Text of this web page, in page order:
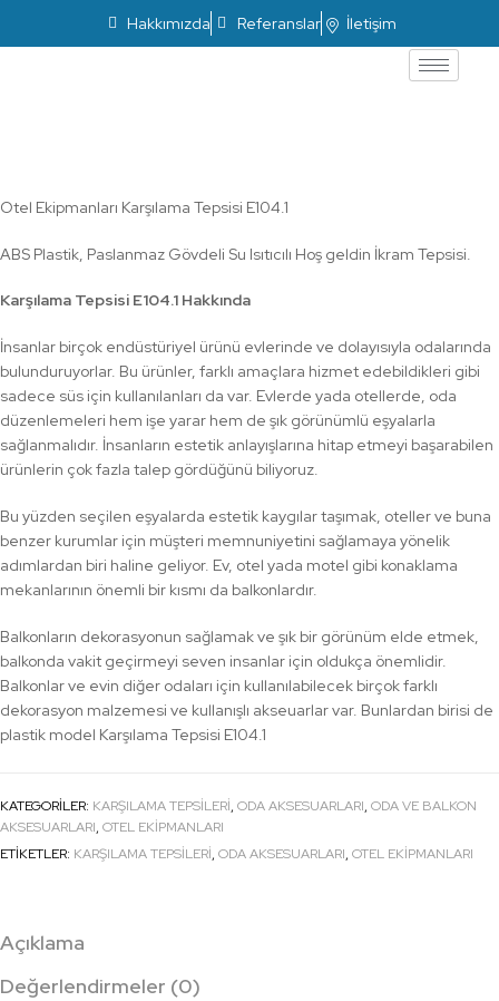
Hakkımızda Referanslar İletişim
Otel Ekipmanları Karşılama Tepsisi E104.1
ABS Plastik, Paslanmaz Gövdeli Su Isıtıcılı Hoş geldin İkram Tepsisi.
Karşılama Tepsisi E104.1 Hakkında
İnsanlar birçok endüstüriyel ürünü evlerinde ve dolayısıyla odalarında
bulunduruyorlar. Bu ürünler, farklı amaçlara hizmet edebildikleri gibi
sadece süs için kullanılanları da var. Evlerde yada otellerde, oda
düzenlemeleri hem işe yarar hem de şık görünümlü eşyalarla
sağlanmalıdır. İnsanların estetik anlayışlarına hitap etmeyi başarabilen
ürünlerin çok fazla talep gördüğünü biliyoruz.
Bu yüzden seçilen eşyalarda estetik kaygılar taşımak, oteller ve buna
benzer kurumlar için müşteri memnuniyetini sağlamaya yönelik
adımlardan biri haline geliyor. Ev, otel yada motel gibi konaklama
mekanlarının önemli bir kısmı da balkonlardır.
Balkonların dekorasyonun sağlamak ve şık bir görünüm elde etmek,
balkonda vakit geçirmeyi seven insanlar için oldukça önemlidir.
Balkonlar ve evin diğer odaları için kullanılabilecek birçok farklı
dekorasyon malzemesi ve kullanışlı akseuarlar var. Bunlardan birisi de
plastik model Karşılama Tepsisi E104.1
KATEGORILER: KARŞILAMA TEPSILERI, ODA AKSESUARLARI, ODA VE BALKON
AKSESUARLARI, OTEL EKİPMANLARI
ETIKETLER: KARŞILAMA TEPSILERI, ODA AKSESUARLARI, OTEL EKİPMANLARI
Açıklama
Değerlendirmeler (0)